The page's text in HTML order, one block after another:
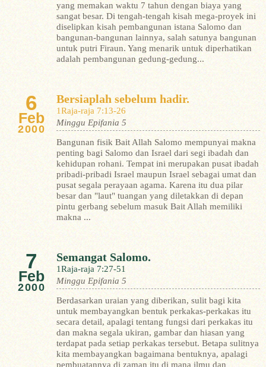
yang memakan waktu 7 tahun dengan biaya yang
sangat besar. Di tengah-tengah kisah mega-proyek ini
diselipkan kisah pembangunan istana Salomo dan
bangunan-bangunan lainnya, salah satunya bangunan
untuk putri Firaun. Yang menarik untuk diperhatikan
adalah pembangunan gedung-gedung...
6
Feb
2000
Bersiaplah sebelum hadir.
1Raja-raja 7:13-26
Minggu Epifania 5
Bangunan fisik Bait Allah Salomo mempunyai makna
penting bagi Salomo dan Israel dari segi ibadah dan
kehidupan rohani. Tempat ini merupakan pusat ibadah
pribadi-pribadi Israel maupun Israel sebagai umat dan
pusat segala perayaan agama. Karena itu dua pilar
besar dan "laut" tuangan yang diletakkan di depan
pintu gerbang sebelum masuk Bait Allah memiliki
makna ...
7
Feb
2000
Semangat Salomo.
1Raja-raja 7:27-51
Minggu Epifania 5
Berdasarkan uraian yang diberikan, sulit bagi kita
untuk membayangkan bentuk perkakas-perkakas itu
secara detail, apalagi tentang fungsi dari perkakas itu
dan makna segala ukiran, gambar dan hiasan yang
terdapat pada setiap perkakas tersebut. Betapa sulitnya
kita membayangkan bagaimana bentuknya, apalagi
pembuatannya di zaman itu di mana ilmu dan